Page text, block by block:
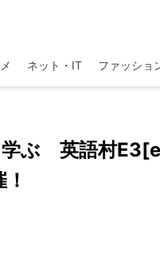
ネット・IT ファッショ
学ぶ 英語村